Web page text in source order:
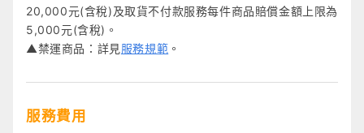
20,000元(含稅)及取貨不付款服務每件商品賠償金額上限為
5,000元(含稅)。
▲禁運商品：詳見服務規範 。
服務費用